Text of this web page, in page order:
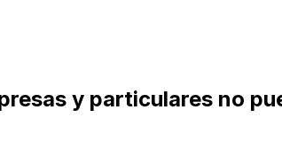
y particulares no